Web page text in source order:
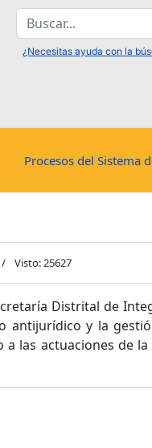
Buscar
Procesos del Sistema
Visto: 25627
Distrital de
antijurídico y la
las actuaciones de